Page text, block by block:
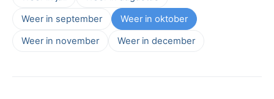
Weer in september
Weer in oktober
Weer in november
Weer in december